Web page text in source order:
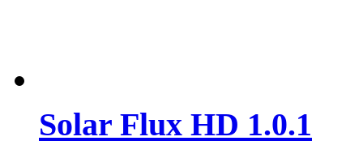
Solar Flux HD 1.0.1